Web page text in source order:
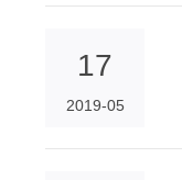
17
2019-05